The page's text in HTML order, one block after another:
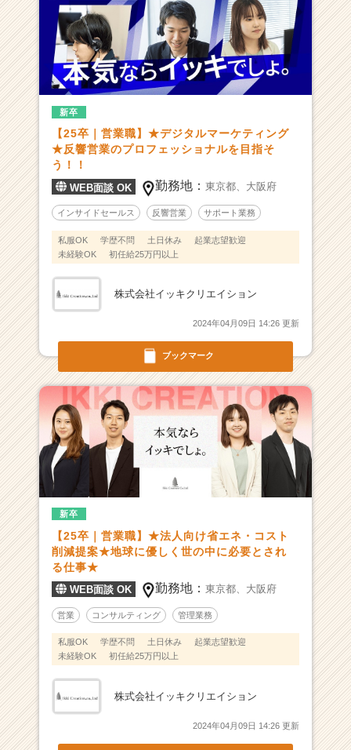
|
ベ
ン
チ
ャ
ー・
企
業
ら
ス
カ
ウ
ト
届
イ
ト
チ
ア
リ
（C
e
e
C
a
r
e
e
r）
ブックマーク
新卒
【25卒｜営業職】★デジタルマーケティング
★反響営業のプロフェッショナルを目指そ
う！！
WEB面談 OK 勤務地：東京都、 大阪府
インサイドセールス 反響営業 サポート業務
私服OK 学歴不問 土日休み
起業志望歓迎
未経験OK
初任給25万円以上
株式会社イッキクリエイション
2024年04月09日 14:26 更新
新卒
【25卒｜営業職】★法人向け省エネ・コスト
削減提案★地球に優しく世の中に必要とされ
る仕事★
WEB面談 OK 勤務地：東京都、 大阪府
営業 コンサルティング 管理業務
私服OK 学歴不問 土日休み
起業志望歓迎
未経験OK
初任給25万円以上
株式会社イッキクリエイション
2024年04月09日 14:26 更新